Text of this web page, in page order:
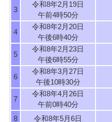
3
令和8年2月19日
午前4時50分
4
令和8年2月20日
午後6時40分
5
令和8年2月23日
午後6時55分
6
令和8年3月27日
午後10時30分
7
令和8年4月26日
午前0時40分
8 令和8年5月6日